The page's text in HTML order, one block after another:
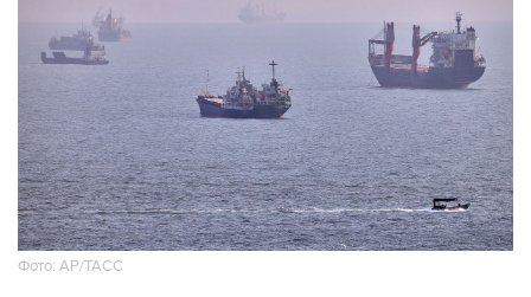
Фото: AP/ТАСС